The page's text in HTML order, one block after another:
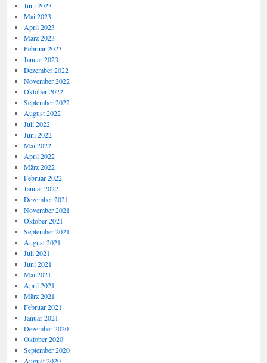
Juni 2023
Mai 2023
April 2023
März 2023
Februar 2023
Januar 2023
Dezember 2022
November 2022
Oktober 2022
September 2022
August 2022
Juli 2022
Juni 2022
Mai 2022
April 2022
März 2022
Februar 2022
Januar 2022
Dezember 2021
November 2021
Oktober 2021
September 2021
August 2021
Juli 2021
Juni 2021
Mai 2021
April 2021
März 2021
Februar 2021
Januar 2021
Dezember 2020
Oktober 2020
September 2020
August 2020